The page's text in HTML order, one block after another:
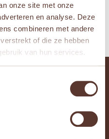
onze site met onze
en analyse. Deze
combineren met andere
of die ze hebben
van hun services.
